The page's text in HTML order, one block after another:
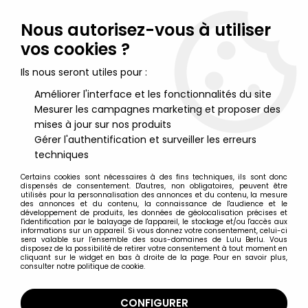
France - Vente à l'international
Accueil>Nos Marques>Sagédition
Sagédition
TRIER & FILTRER
16 articles sur 16
Nous autorisez-vous à utiliser
vos cookies ?
Ils nous seront utiles pour :
Améliorer l'interface et les fonctionnalités du site
Mesurer les campagnes marketing et proposer des
mises à jour sur nos produits
Gérer l'authentification et surveiller les erreurs
techniques
Certains cookies sont nécessaires à des fins techniques, ils sont donc
dispensés de consentement. D'autres, non obligatoires, peuvent être
utilisés pour la personnalisation des annonces et du contenu, la mesure
des annonces et du contenu, la connaissance de l'audience et le
développement de produits, les données de géolocalisation précises et
l'identification par le balayage de l'appareil, le stockage et/ou l'accès aux
informations sur un appareil. Si vous donnez votre consentement, celui-ci
sera valable sur l’ensemble des sous-domaines de Lulu Berlu. Vous
disposez de la possibilité de retirer votre consentement à tout moment en
cliquant sur le widget en bas à droite de la page. Pour en savoir plus,
consulter notre politique de cookie.
CONFIGURER